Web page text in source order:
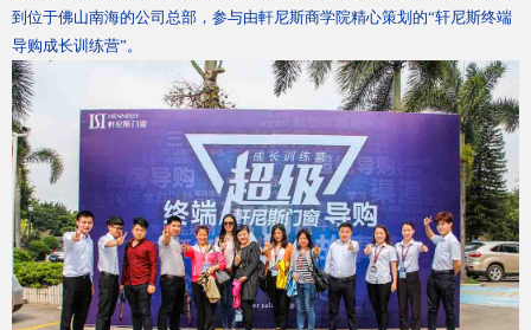
加盟投资
到位于佛山南海的公司总部，参与由軒尼斯商学院精心策划的“轩尼斯终端
导购成长训练营”。